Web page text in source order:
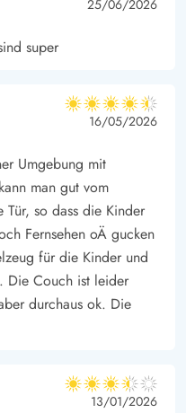
5 von 5
5 out of 5
25/06/2026
super
4.5 von 5
4.5 von 5
4.5 out of 5
16/05/2026
Umgebung mit
man gut vom
so dass die Kinder
Fernsehen oÄ gucken
für die Kinder und
Die Couch ist leider
durchaus ok. Die
3.5 von 5
3.5 von 5
3.5 out of 5
13/01/2026